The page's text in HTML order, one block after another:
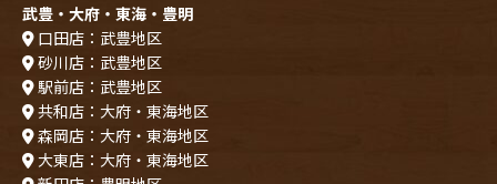
武豊・大府・東海・豊明
口田店：武豊地区
砂川店：武豊地区
駅前店：武豊地区
共和店：大府・東海地区
森岡店：大府・東海地区
大東店：大府・東海地区